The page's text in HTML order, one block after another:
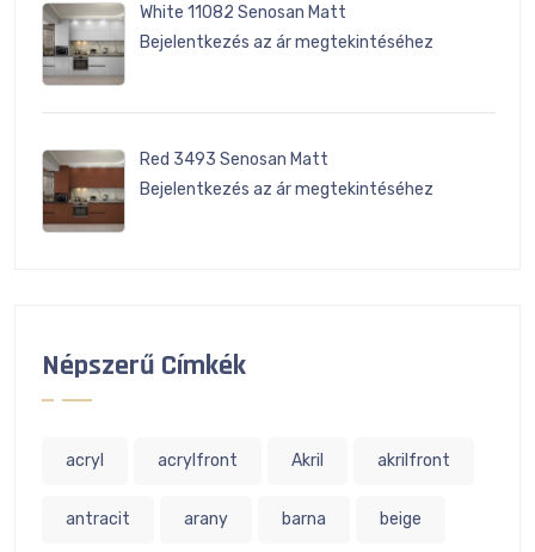
White 11082 Senosan Matt
Bejelentkezés az ár megtekintéséhez
Red 3493 Senosan Matt
Bejelentkezés az ár megtekintéséhez
Népszerű Címkék
acryl acrylfront Akril akrilfront
antracit arany barna beige